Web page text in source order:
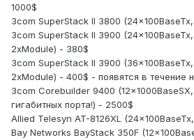
1000$
3com SuperStack II 3800
3com SuperStack II 3900
2xModule) - 380$
3com SuperStack II 3900
2xModule) - 400$ - появятся в течение
3com Corebuilder 9400
гигабитных порта!) - 2500$
Allied Telesyn AT-8126XL
Bay Networks BayStack 350F